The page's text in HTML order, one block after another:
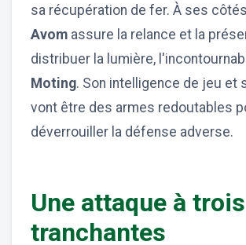
sa récupération de fer. À ses
Avom assure la relance et la
distribuer la lumière,
Moting. Son intelligence de jeu et
vont être des armes redoutables
déverrouiller la défense adverse.
Une attaque à
tranchantes